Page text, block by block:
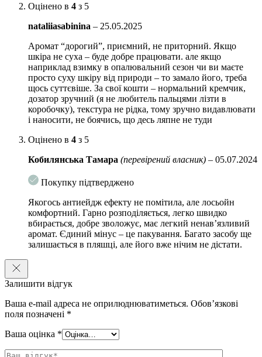
Оцінено в 4 з 5
nataliiasabinina – 25.05.2025
Аромат “дорогий”, приємний, не приторний. Якщо
шкіра не суха – буде добре працювати. але якщо
наприклад взимку в опалювальний сезон чи ви маєте
просто суху шкіру від природи – то замало його, треба
щось суттєвіше. За свої кошти – нормальний кремчик,
дозатор зручний (я не любитель пальцями лізти в
коробочку), текстура не рідка, тому зручно видавлювати
і наносити, не боячись, що десь ляпне не туди
Оцінено в 4 з 5
Кобилянська Тамара (перевірений власник) – 05.07.2024
Покупку підтверджено
Якогось антиейдж ефекту не помітила, але лосьойн
комфортний. Гарно розподіляється, легко швидко
вбирається, добре зволожує, має легкий ненав’язливий
аромат. Єдиний мінус – це пакування. Багато засобу ще
залишається в пляшці, але його вже нічим не дістати.
Залишити відгук
Ваша e-mail адреса не оприлюднюватиметься. Обов’язкові
поля позначені *
Ваша оцінка *